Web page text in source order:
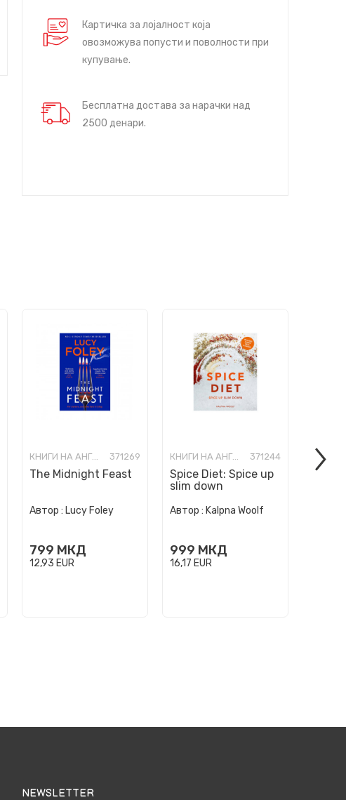
Картичка за лојалност која
овозможува попусти и поволности при
купување.
Бесплатна достава за нарачки над
2500 денари.
КНИГИ НА АНГЛИСКИ ЈАЗИК 371269
The Midnight Feast
Автор : Lucy Foley
799 МКД
12,93 EUR
КНИГИ НА АНГЛИСКИ ЈАЗИК 371244
Spice Diet: Spice up
slim down
Автор : Kalpna Woolf
999 МКД
16,17 EUR
How
NEWSLETTER